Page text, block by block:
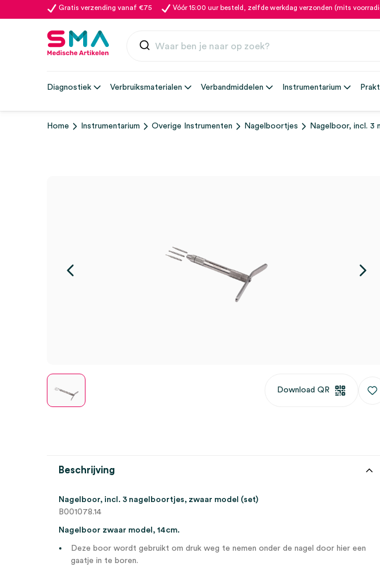
Gratis verzending vanaf €75 Vóór 15:00 uur besteld, zelfde werkdag verzonden (mits
Diagnostiek Verbruiksmaterialen Verbandmiddelen Instrumentarium
Home Instrumentarium Overige Instrumenten Nagelboortjes Nagelboor, incl. 3
Download QR
Beschrijving
Nagelboor, incl. 3 nagelboortjes, zwaar model (set)
B001078.14
Nagelboor zwaar model, 14cm.
Deze boor wordt gebruikt om druk weg te nemen onder de nagel door hier een
gaatje in te boren.